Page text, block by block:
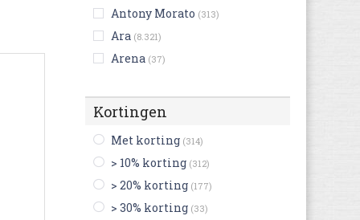
Antony Morato (313)
Ara (8.321)
Arena (37)
Ash
Aster
Australian (1.140)
Benetton
Bensimon (701)
Kortingen
Met korting (314)
> 10% korting (312)
> 20% korting (177)
> 30% korting (33)